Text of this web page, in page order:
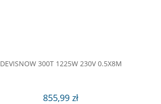
DEVISNOW 300T 1225W 230V 0.5X8M
855,99 zł